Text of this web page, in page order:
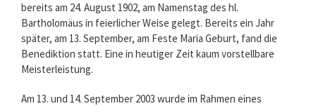
bereits am 24. August 1902, am Namenstag des hl.
Bartholomäus in feierlicher Weise gelegt. Bereits ein Jahr
später, am 13. September, am Feste Maria Geburt, fand die
Benediktion statt. Eine in heutiger Zeit kaum vorstellbare
Meisterleistung.
Am 13. und 14. September 2003 wurde im Rahmen eines